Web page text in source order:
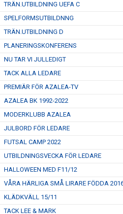
TRÄN.UTBILDNING UEFA C
SPELFORMSUTBILDNNG
TRÄN.UTBILDNING D
PLANERINGSKONFERENS
NU TAR VI JULLEDIGT
TACK ALLA LEDARE
PREMIÄR FÖR AZALEA-TV
AZALEA BK 1992-2022
MODERKLUBB AZALEA
JULBORD FÖR LEDARE
FUTSAL CAMP 2022
UTBILDNINGSVECKA FÖR LEDARE
HALLOWEEN MED F11/12
VÅRA HÄRLIGA SMÅ LIRARE FÖDDA
KLÄDKVÄLL 15/11
TACK LEE & MARK